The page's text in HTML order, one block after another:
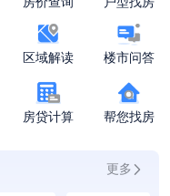
区域解读 楼市问答
房贷计算 帮您找房
更多